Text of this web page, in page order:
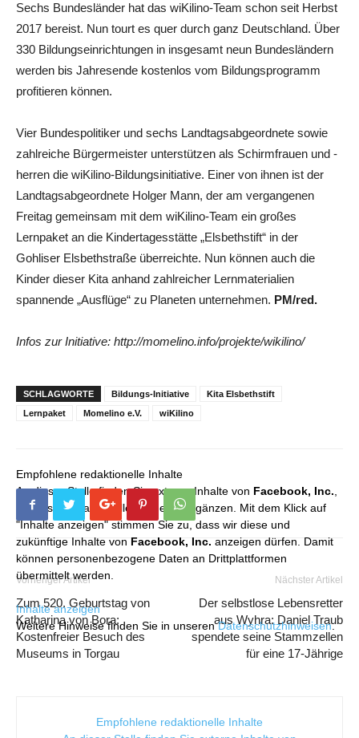
Sechs Bundesländer hat das wiKilino-Team schon seit Herbst
2017 bereist. Nun tourt es quer durch ganz Deutschland. Über
330 Bildungseinrichtungen in insgesamt neun Bundesländern
werden bis Jahresende kostenlos vom Bildungsprogramm
profitieren können.
Vier Bundespolitiker und sechs Landtagsabgeordnete sowie
zahlreiche Bürgermeister unterstützen als Schirmfrauen und -
herren die wiKilino-Bildungsinitiative. Einer von ihnen ist der
Landtagsabgeordnete Holger Mann, der am vergangenen
Freitag gemeinsam mit dem wiKilino-Team ein großes
Lernpaket an die Kindertagesstätte „Elsbethstift“ in der
Gohliser Elsbethstraße überreichte. Nun können auch die
Kinder dieser Kita anhand zahlreicher Lernmaterialien
spannende „Ausflüge“ zu Planeten unternehmen. PM/red.
Infos zur Initiative: http://momelino.info/projekte/wikilino/
SCHLAGWORTE Bildungs-Initiative
Kita Elsbethstift
Lernpaket
Momelino e.V. wiKilino
Empfohlene redaktionelle Inhalte
An dieser Stelle finden Sie externe Inhalte von Facebook, Inc.
die unser redaktionelles Angebot ergänzen. Mit dem Klick auf
"Inhalte anzeigen" stimmen Sie zu, dass wir diese und
zukünftige Inhalte von Facebook, Inc. anzeigen dürfen. Damit
können personenbezogene Daten an Drittplattformen
übermittelt werden.
Inhalte anzeigen
Weitere Hinweise finden Sie in unserenDatenschutzhinweisen.
Vorheriger Artikel
Zum 520. Geburtstag von
Katharina von Bora:
Kostenfreier Besuch des
Museums in Torgau
Nächster Artikel
Der selbstlose Lebensretter
aus Wyhra: Daniel Traub
spendete seine Stammzellen
für eine 17-Jährige
Empfohlene redaktionelle Inhalte